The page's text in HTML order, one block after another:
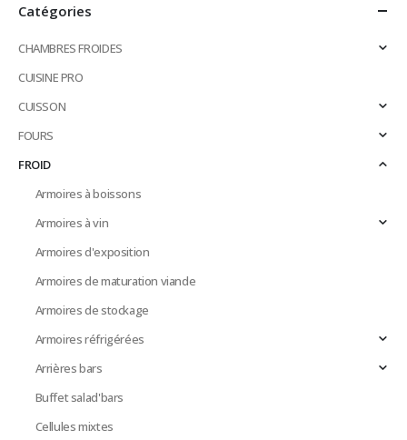
Catégories
CHAMBRES FROIDES
CUISINE PRO
CUISSON
FOURS
FROID
Armoires à boissons
Armoires à vin
Armoires d'exposition
Armoires de maturation viande
Armoires de stockage
Armoires réfrigérées
Arrières bars
Buffet salad'bars
Cellules mixtes